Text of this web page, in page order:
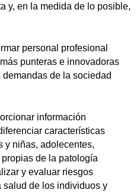
y, en la medida de lo posible,
personal profesional
punteras e innovadoras
de la sociedad
información
características
y niñas, adolecentes,
de la patología
y evaluar riesgos
salud de los individuos y